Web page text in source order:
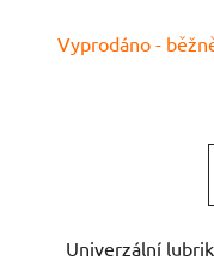
Vyprodáno -
Univerzální